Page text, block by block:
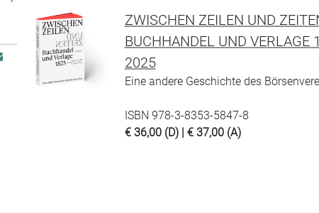
ZWISCHEN ZEILEN UND
BUCHHANDEL UND VERLAGE
2025
Eine andere Geschichte des
ISBN 978-3-8353-5847-8
€ 36,00 (D) | € 37,00 (A)